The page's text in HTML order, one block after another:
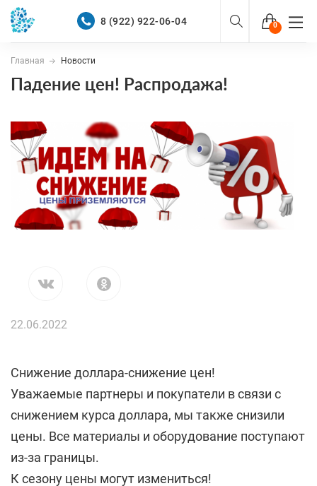
8 (922) 922-06-04 0
Главная Новости
Падение цен! Распродажа!
22.06.2022
Снижение доллара-снижение цен!
Уважаемые партнеры и покупатели в связи с
снижением курса доллара, мы также снизили
цены. Все материалы и оборудование поступают
из-за границы.
К сезону цены могут измениться!
О НАС
ПОКУПАТЕЛЯМ
(XLS, 4 mb)